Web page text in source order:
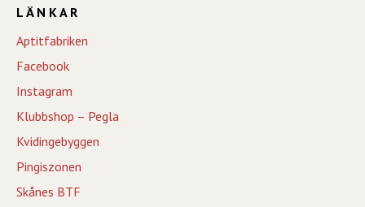
LÄNKAR
Aptitfabriken
Facebook
Instagram
Klubbshop – Pegla
Kvidingebyggen
Pingiszonen
Skånes BTF